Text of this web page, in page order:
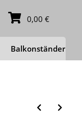
0,00 €
Balkonständer